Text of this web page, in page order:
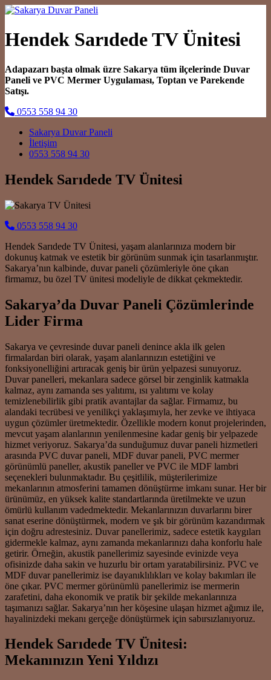
Hendek Sarıdede TV Ünitesi
Adapazarı başta olmak üzre Sakarya tüm ilçelerinde Duvar
Paneli ve PVC Mermer Uygulaması, Toptan ve Parekende
Satışı.
0553 558 94 30
Main Navigation
Sakarya Duvar Paneli
İletişim
0553 558 94 30
Hendek Sarıdede TV Ünitesi
0553 558 94 30
Hendek Sarıdede TV Ünitesi, yaşam alanlarınıza modern bir
dokunuş katmak ve estetik bir görünüm sunmak için tasarlanmıştır.
Sakarya’nın kalbinde, duvar paneli çözümleriyle öne çıkan
firmamız, bu özel TV ünitesi modeliyle de dikkat çekmektedir.
Sakarya’da Duvar Paneli Çözümlerinde
Lider Firma
Sakarya ve çevresinde duvar paneli denince akla ilk gelen
firmalardan biri olarak, yaşam alanlarınızın estetiğini ve
fonksiyonelliğini artıracak geniş bir ürün yelpazesi sunuyoruz.
Duvar panelleri, mekanlara sadece görsel bir zenginlik katmakla
kalmaz, aynı zamanda ses yalıtımı, ısı yalıtımı ve kolay
temizlenebilirlik gibi pratik avantajlar da sağlar. Firmamız, bu
alandaki tecrübesi ve yenilikçi yaklaşımıyla, her zevke ve ihtiyaca
uygun çözümler üretmektedir. Özellikle modern konut projelerinden,
mevcut yaşam alanlarının yenilenmesine kadar geniş bir yelpazede
hizmet veriyoruz. Sakarya’da sunduğumuz duvar paneli hizmetleri
arasında PVC duvar paneli, MDF duvar paneli, PVC mermer
görünümlü paneller, akustik paneller ve PVC ile MDF lambri
seçenekleri bulunmaktadır. Bu çeşitlilik, müşterilerimize
mekanlarının atmosferini tamamen dönüştürme imkanı sunar. Her bir
ürünümüz, en yüksek kalite standartlarında üretilmekte ve uzun
ömürlü kullanım vadedmektedir. Mekanlarınızın duvarlarını birer
sanat eserine dönüştürmek, modern ve şık bir görünüm kazandırmak
için doğru adrestesiniz. Duvar panellerimiz, sadece estetik kaygıları
gidermekle kalmaz, aynı zamanda mekanlarınızı daha konforlu hale
getirir. Örneğin, akustik panellerimiz sayesinde evinizde veya
ofisinizde daha sakin ve huzurlu bir ortam yaratabilirsiniz. PVC ve
MDF duvar panellerimiz ise dayanıklılıkları ve kolay bakımları ile
öne çıkar. PVC mermer görünümlü panellerimiz ise mermerin
zarafetini, daha ekonomik ve pratik bir şekilde mekanlarınıza
taşımanızı sağlar. Sakarya’nın her köşesine ulaşan hizmet ağımız ile,
hayalinizdeki mekanı gerçeğe dönüştürmek için sabırsızlanıyoruz.
Hendek Sarıdede TV Ünitesi:
Mekanınızın Yeni Yıldızı